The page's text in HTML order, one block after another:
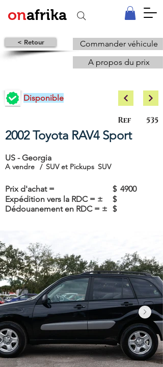
onafrika
< Retour
Commander véhicule
A propos du prix
Disponible
Ref 535
2002 Toyota RAV4 Sport
US - Georgia
A vendre / SUV et Pickups SUV
Prix d'achat = $ 4900
Expédition vers la RDC = ±
$
Dédouanement en RDC = ± $